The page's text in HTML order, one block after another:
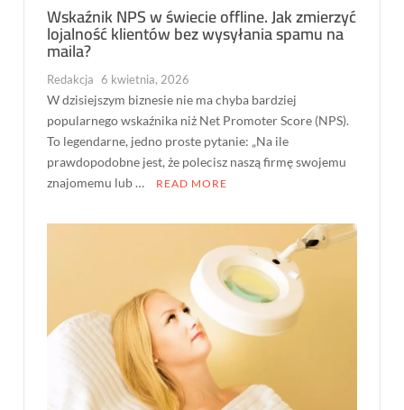
Wskaźnik NPS w świecie offline. Jak zmierzyć
lojalność klientów bez wysyłania spamu na
maila?
Redakcja 6 kwietnia, 2026
W dzisiejszym biznesie nie ma chyba bardziej
popularnego wskaźnika niż Net Promoter Score (NPS).
To legendarne, jedno proste pytanie: „Na ile
prawdopodobne jest, że polecisz naszą firmę swojemu
znajomemu lub …
READ MORE